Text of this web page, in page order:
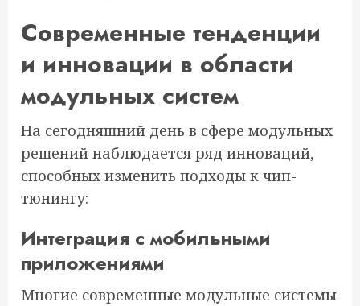
Современные тенденции
и инновации в области
модульных систем
На сегодняшний день в сфере модульных
решений наблюдается ряд инноваций,
способных изменить подходы к чип-
тюнингу:
Интеграция с мобильными
приложениями
Многие современные модульные системы